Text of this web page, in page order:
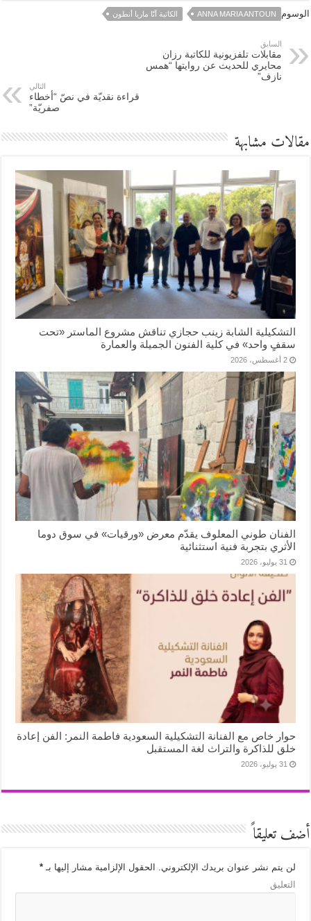
الوسوم ANNA MARIA ANTOUN الكاتبة آنّا ماريا أنطون
السابق
مقابلات تلفزيونية للكاتبة رزان
محايري للحديث عن روايتها “همس
نازف”
التالي
قراءة نقديّة في نصّ “أخطاء
صفريّة”
مقالات مشابهة
التشكيلية الشابة زينب حجازي تناقش مشروع الماستر «تحت
سقفٍ واحد» في كلية الفنون الجميلة والعمارة
2 أغسطس، 2026
الفنان طوني المعلوف يقدّم معرض «ورقيات» في سوق دوما
الأثري بتجربة فنية استثنائية
31 يوليو، 2026
حوار خاص مع الفنانة التشكيلية السعودية فاطمة النمر: الفن إعادة
خلق للذاكرة والتراث لغة المستقبل
31 يوليو، 2026
أضف تعليقاً
لن يتم نشر عنوان بريدك الإلكتروني. الحقول الإلزامية مشار إليها بـ*
التعليق